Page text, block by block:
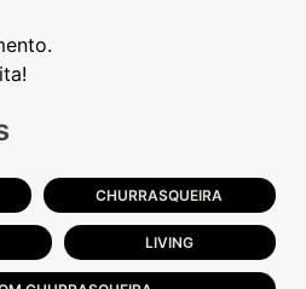
CHURRASQUEIRA
LIVING